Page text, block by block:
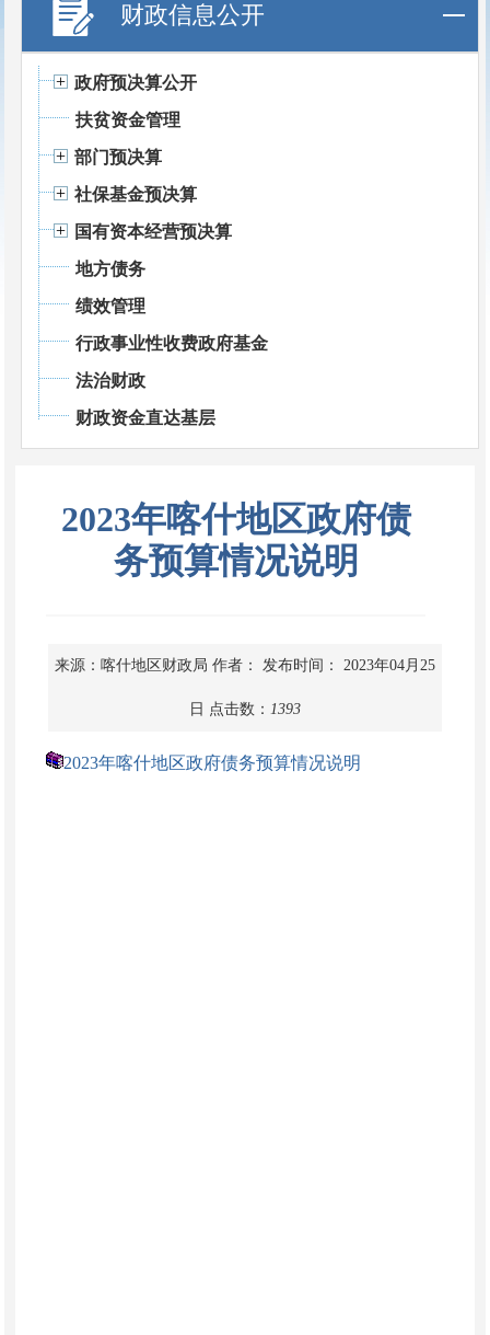
财政信息公开
政府预决算公开
扶贫资金管理
部门预决算
社保基金预决算
国有资本经营预决算
地方债务
绩效管理
行政事业性收费政府基金
法治财政
财政资金直达基层
2023年喀什地区政府债
务预算情况说明
来源：喀什地区财政局 作者： 发布时间： 2023年04月25
日 点击数： 1393
2023年喀什地区政府债务预算情况说明